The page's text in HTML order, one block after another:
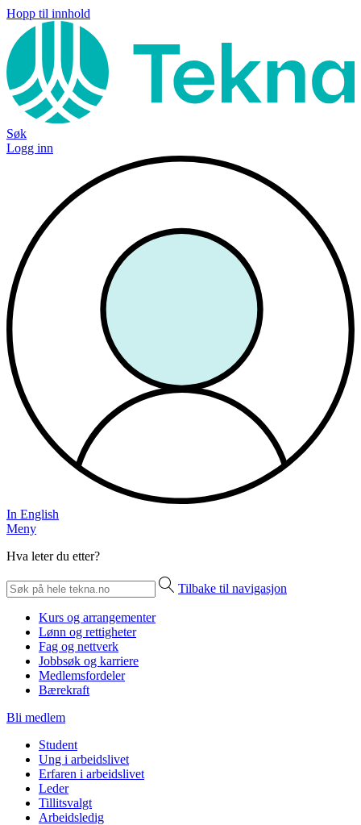
Hopp til innhold
Søk
Logg inn
In English
Meny
Hva leter du etter?
Tilbake til navigasjon
Kurs og arrangementer
Lønn og rettigheter
Fag og nettverk
Jobbsøk og karriere
Medlemsfordeler
Bærekraft
Bli medlem
Student
Ung i arbeidslivet
Erfaren i arbeidslivet
Leder
Tillitsvalgt
Arbeidsledig